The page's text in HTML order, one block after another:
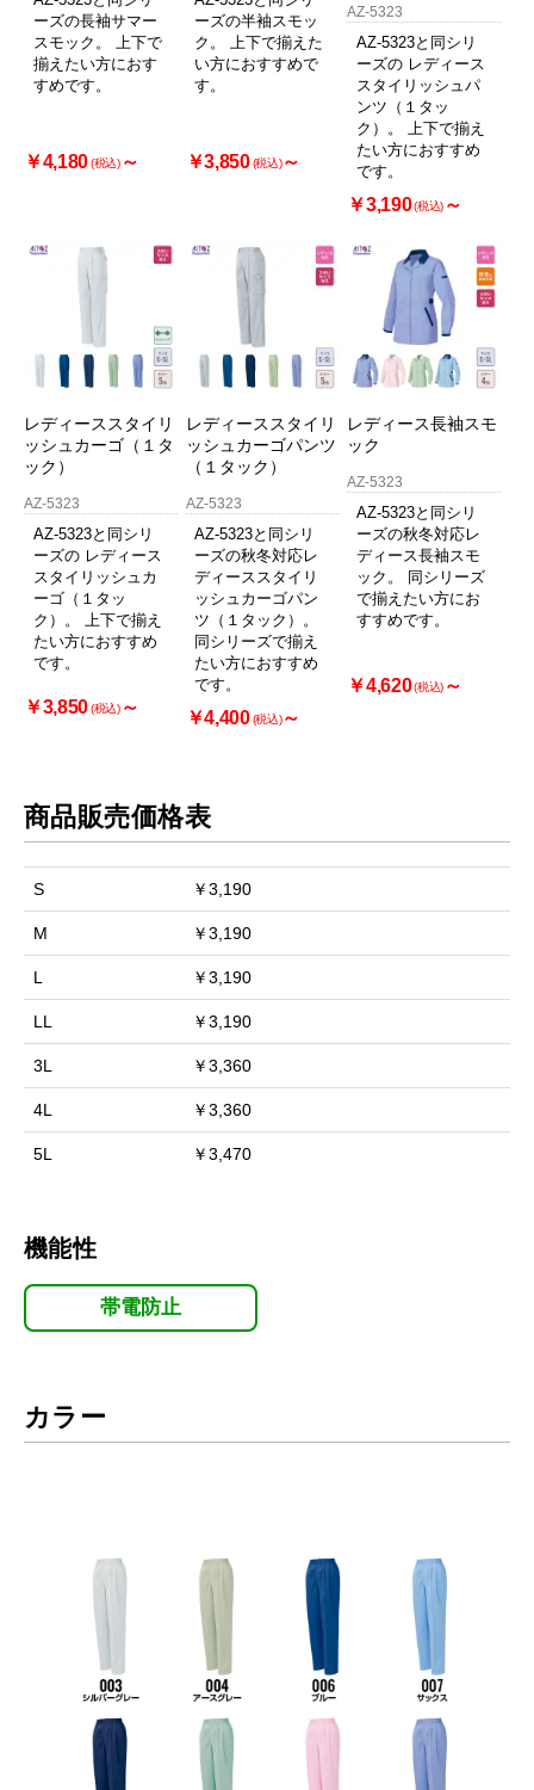
お買い物を続ける
ーズの長袖サマー
スモック。 上下で
揃えたい方におす
すめです。
￥4,180(税込)～
ーズの半袖スモッ
ク。 上下で揃えた
い方におすすめで
す。
￥3,850 (税込)～
AZ-5323
AZ-5323と同シリ
ーズの レディース
スタイリッシュパ
ンツ（１タッ
ク）。 上下で揃え
たい方におすすめ
です。
￥3,190(税込) ～
レディーススタイリ
ッシュカーゴ（１タ
ック）
AZ-5323
AZ-5323と同シリ
ーズの レディース
スタイリッシュカ
ーゴ（１タッ
ク）。 上下で揃え
たい方におすすめ
です。
￥3,850(税込)～
レディーススタイリ
ッシュカーゴパンツ
（１タック）
AZ-5323
AZ-5323と同シリ
ーズの秋冬対応レ
ディーススタイリ
ッシュカーゴパン
ツ（１タック）。
同シリーズで揃え
たい方におすすめ
です。
￥4,400 (税込)～
レディース長袖スモ
ック
AZ-5323
AZ-5323と同シリ
ーズの秋冬対応レ
ディース長袖スモ
ック。 同シリーズ
で揃えたい方にお
すすめです。
￥4,620(税込) ～
商品販売価格表
S ￥3,190
M ￥3,190
L ￥3,190
LL ￥3,190
3L ￥3,360
4L ￥3,360
5L ￥3,470
機能性
帯電防止
カラー